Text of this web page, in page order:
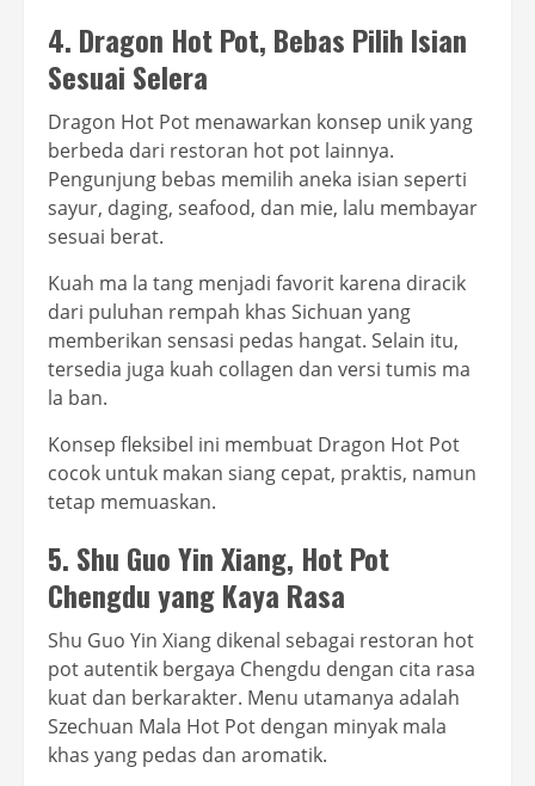
4. Dragon Hot Pot, Bebas Pilih Isian
Sesuai Selera
Dragon Hot Pot menawarkan konsep unik yang
berbeda dari restoran hot pot lainnya.
Pengunjung bebas memilih aneka isian seperti
sayur, daging, seafood, dan mie, lalu membayar
sesuai berat.
Kuah ma la tang menjadi favorit karena diracik
dari puluhan rempah khas Sichuan yang
memberikan sensasi pedas hangat. Selain itu,
tersedia juga kuah collagen dan versi tumis ma
la ban.
Konsep fleksibel ini membuat Dragon Hot Pot
cocok untuk makan siang cepat, praktis, namun
tetap memuaskan.
5. Shu Guo Yin Xiang, Hot Pot
Chengdu yang Kaya Rasa
Shu Guo Yin Xiang dikenal sebagai restoran hot
pot autentik bergaya Chengdu dengan cita rasa
kuat dan berkarakter. Menu utamanya adalah
Szechuan Mala Hot Pot dengan minyak mala
khas yang pedas dan aromatik.